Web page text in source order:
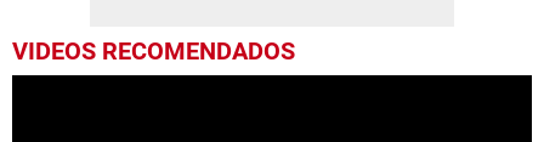
VIDEOS RECOMENDADOS